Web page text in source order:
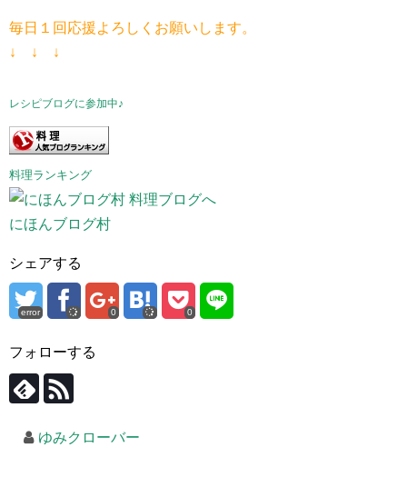
毎日１回応援よろしくお願いします。
↓ ↓ ↓
レシピブログに参加中♪
料理ランキング
にほんブログ村
シェアする
error 0 0
フォローする
ゆみクローバー